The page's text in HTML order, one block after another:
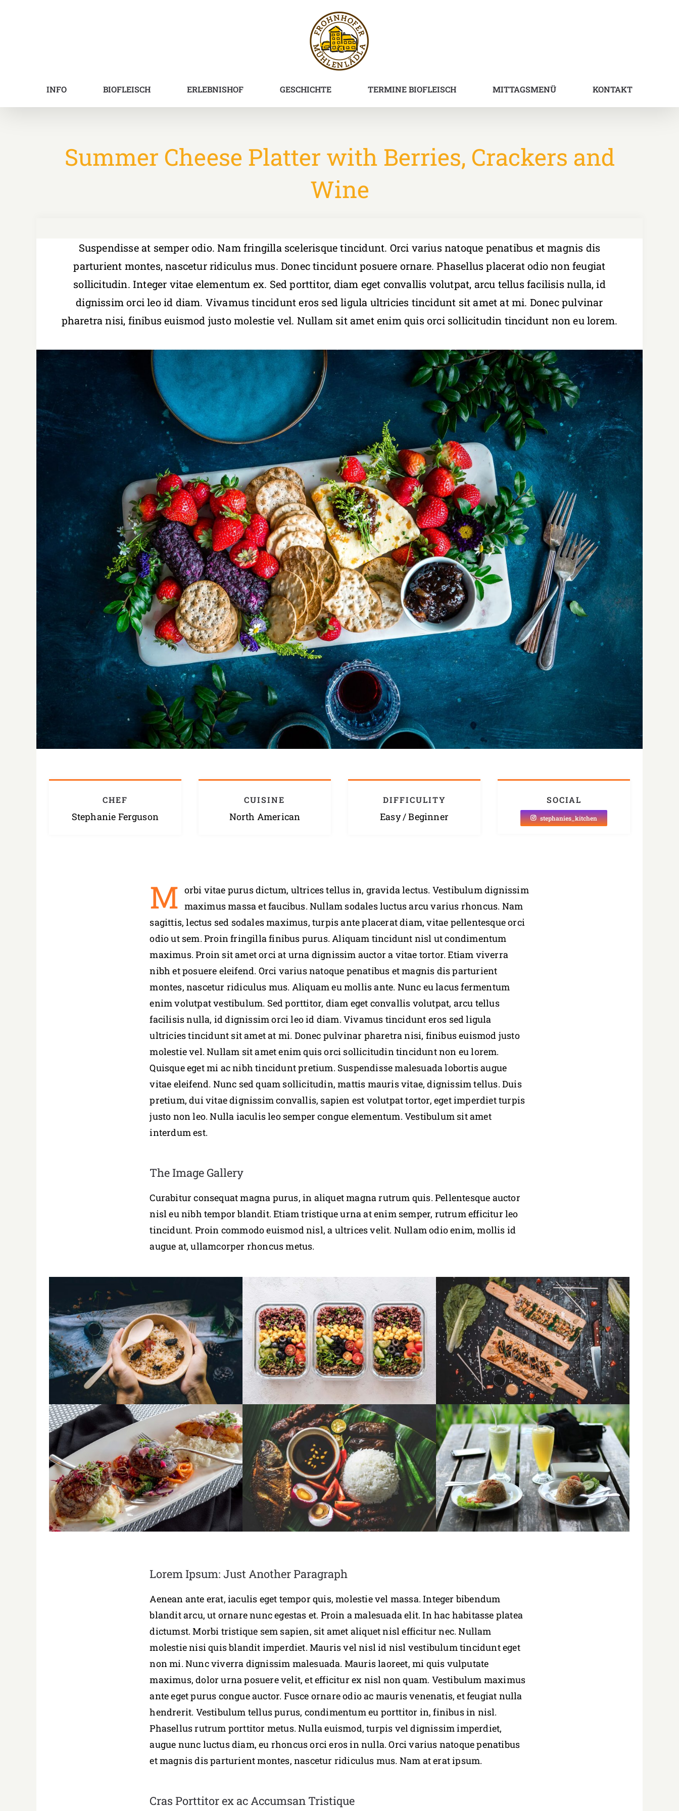
INFO BIOFLEISCH ERLEBNISHOF GESCHICHTE TERMINE BIOFLEISCH MITTAGSMENÜ KONTAKT
Summer Cheese Platter with Berries, Crackers and
Wine
Suspendisse at semper odio. Nam fringilla scelerisque tincidunt. Orci varius natoque penatibus et magnis dis
parturient montes, nascetur ridiculus mus. Donec tincidunt posuere ornare. Phasellus placerat odio non feugiat
sollicitudin. Integer vitae elementum ex. Sed porttitor, diam eget convallis volutpat, arcu tellus facilisis nulla, id
dignissim orci leo id diam. Vivamus tincidunt eros sed ligula ultricies tincidunt sit amet at mi. Donec pulvinar
pharetra nisi, finibus euismod justo molestie vel. Nullam sit amet enim quis orci sollicitudin tincidunt non eu lorem.
CHEF
Stephanie Ferguson
CUISINE
North American
DIFFICULITY
Easy / Beginner
SOCIAL
stephanies_kitchen
M orbi vitae purus dictum, ultrices tellus in, gravida lectus. Vestibulum dignissim
maximus massa et faucibus. Nullam sodales luctus arcu varius rhoncus. Nam
sagittis, lectus sed sodales maximus, turpis ante placerat diam, vitae pellentesque orci
odio ut sem. Proin fringilla finibus purus. Aliquam tincidunt nisl ut condimentum
maximus. Proin sit amet orci at urna dignissim auctor a vitae tortor. Etiam viverra
nibh et posuere eleifend. Orci varius natoque penatibus et magnis dis parturient
montes, nascetur ridiculus mus. Aliquam eu mollis ante. Nunc eu lacus fermentum
enim volutpat vestibulum. Sed porttitor, diam eget convallis volutpat, arcu tellus
facilisis nulla, id dignissim orci leo id diam. Vivamus tincidunt eros sed ligula
ultricies tincidunt sit amet at mi. Donec pulvinar pharetra nisi, finibus euismod justo
molestie vel. Nullam sit amet enim quis orci sollicitudin tincidunt non eu lorem.
Quisque eget mi ac nibh tincidunt pretium. Suspendisse malesuada lobortis augue
vitae eleifend. Nunc sed quam sollicitudin, mattis mauris vitae, dignissim tellus. Duis
pretium, dui vitae dignissim convallis, sapien est volutpat tortor, eget imperdiet turpis
justo non leo. Nulla iaculis leo semper congue elementum. Vestibulum sit amet
interdum est.
The Image Gallery
Curabitur consequat magna purus, in aliquet magna rutrum quis. Pellentesque auctor
nisl eu nibh tempor blandit. Etiam tristique urna at enim semper, rutrum efficitur leo
tincidunt. Proin commodo euismod nisl, a ultrices velit. Nullam odio enim, mollis id
augue at, ullamcorper rhoncus metus.
Lorem Ipsum: Just Another Paragraph
Aenean ante erat, iaculis eget tempor quis, molestie vel massa. Integer bibendum
blandit arcu, ut ornare nunc egestas et. Proin a malesuada elit. In hac habitasse platea
dictumst. Morbi tristique sem sapien, sit amet aliquet nisl efficitur nec. Nullam
molestie nisi quis blandit imperdiet. Mauris vel nisl id nisl vestibulum tincidunt eget
non mi. Nunc viverra dignissim malesuada. Mauris laoreet, mi quis vulputate
maximus, dolor urna posuere velit, et efficitur ex nisl non quam. Vestibulum maximus
ante eget purus congue auctor. Fusce ornare odio ac mauris venenatis, et feugiat nulla
hendrerit. Vestibulum tellus purus, condimentum eu porttitor in, finibus in nisl.
Phasellus rutrum porttitor metus. Nulla euismod, turpis vel dignissim imperdiet,
augue nunc luctus diam, eu rhoncus orci eros in nulla. Orci varius natoque penatibus
et magnis dis parturient montes, nascetur ridiculus mus. Nam at erat ipsum.
Cras Porttitor ex ac Accumsan Tristique